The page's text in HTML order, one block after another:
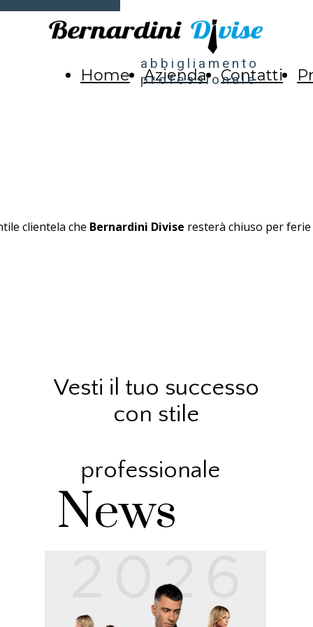
abbigliamento
professionale
Home Azienda Contatti
clientela che Bernardini Divise resterà chiuso per ferie
Vesti il tuo successo
con stile
professionale
News